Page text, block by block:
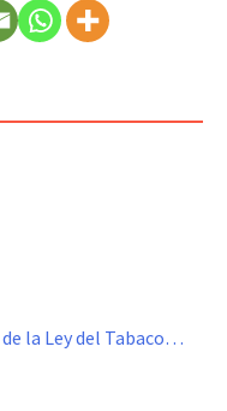
de la Ley del Tabaco…